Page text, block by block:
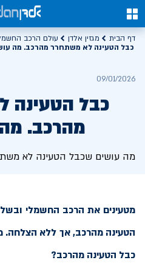
0
דף הבית מגזין אלדן עולם הרכב
כבל הטעינה לא משתחרר מהרכב. מה
09/01/2026
כבל הטעינה
מהרכב.
מה עושים שכבל הטעינה לא
מטעינים את הרכב החשמלי
הטעינה מהרכב, אך ללא הצלחה.
כבל הטעינה מהרכב?